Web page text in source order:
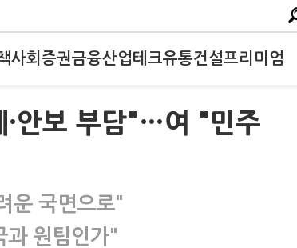
사회 증권금융산업테크유통건설프리미엄
·안보 부담"…여 "민주
운 국면으로"
과 원팀인가"